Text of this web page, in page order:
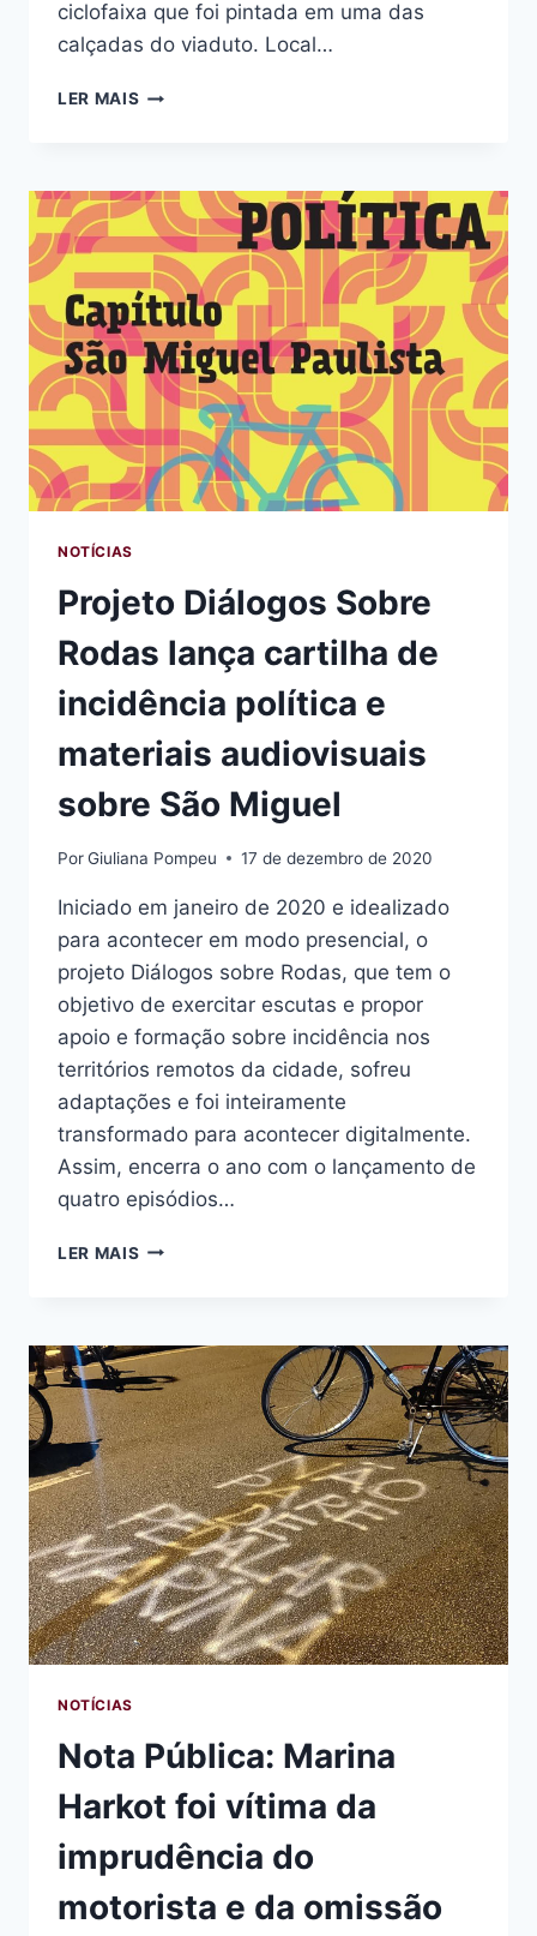
ciclofaixa que foi pintada em uma das
calçadas do viaduto. Local…
LER MAIS RELATO
DO
VIADUTO
NOVE
DE
JULHO
NOTÍCIAS
Projeto Diálogos Sobre
Rodas lança cartilha de
incidência política e
materiais audiovisuais
sobre São Miguel
PorGiuliana Pompeu 17 de dezembro de 2020
Iniciado em janeiro de 2020 e idealizado
para acontecer em modo presencial, o
projeto Diálogos sobre Rodas, que tem o
objetivo de exercitar escutas e propor
apoio e formação sobre incidência nos
territórios remotos da cidade, sofreu
adaptações e foi inteiramente
transformado para acontecer digitalmente.
Assim, encerra o ano com o lançamento de
quatro episódios…
LER MAIS PROJETO
LANÇA
CARTILHA
DE
INCIDÊNCIA
POLÍTICA
E
MATERIAIS
AUDIOVISUAIS
SOBRE
SÃO
MIGUEL
NOTÍCIAS
Nota Pública: Marina
Harkot foi vítima da
imprudência do
motorista e da omissão